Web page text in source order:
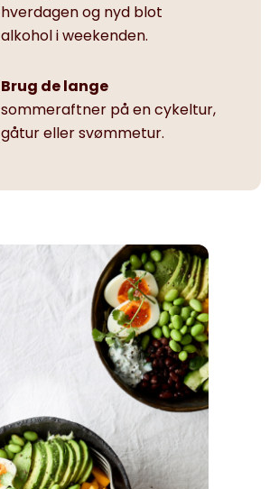
hverdagen og nyd blot
alkohol i weekenden.
Brug de lange
sommeraftner på en cykeltur,
gåtur eller svømmetur.